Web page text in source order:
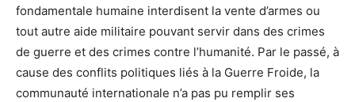
fondamentale humaine interdisent la vente d’armes ou
tout autre aide militaire pouvant servir dans des crimes
de guerre et des crimes contre l’humanité. Par le passé, à
cause des conflits politiques liés à la Guerre Froide, la
communauté internationale n’a pas pu remplir ses